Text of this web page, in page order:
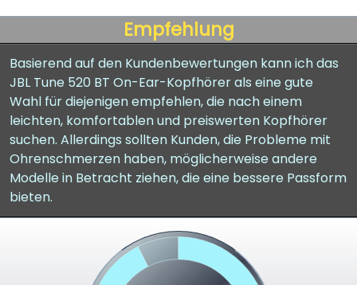
Empfehlung
Basierend auf den Kundenbewertungen kann ich das
JBL Tune 520 BT On-Ear-Kopfhörer als eine gute
Wahl für diejenigen empfehlen, die nach einem
leichten, komfortablen und preiswerten Kopfhörer
suchen. Allerdings sollten Kunden, die Probleme mit
Ohrenschmerzen haben, möglicherweise andere
Modelle in Betracht ziehen, die eine bessere Passform
bieten.